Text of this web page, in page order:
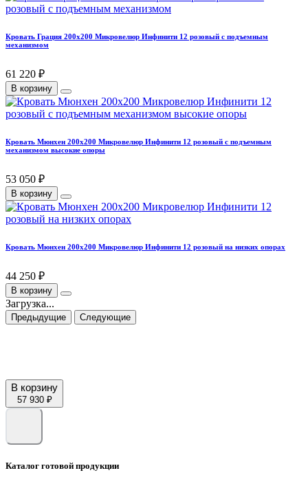
Кровать Грация 200х200 Микровелюр Инфинити 12 розовый с подъемным
механизмом
61 220 ₽
В корзину
Кровать Мюнхен 200х200 Микровелюр Инфинити 12 розовый с подъемным
механизмом высокие опоры
53 050 ₽
В корзину
Кровать Мюнхен 200х200 Микровелюр Инфинити 12 розовый на низких опорах
44 250 ₽
В корзину
Загрузка...
Предыдущие Следующие
В корзину
57 930 ₽
Каталог готовой продукции